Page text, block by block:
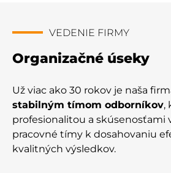
VEDENIE FIRMY
Organizačné úseky
Už viac ako 30 rokov je naša
stabilným tímom odborníkov,
profesionalitou a skúsenosťami
pracovné tímy k dosahovaniu
kvalitných výsledkov.